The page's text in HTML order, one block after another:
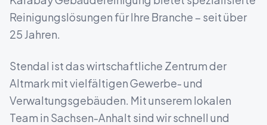
Reinigungslösungen für Ihre Branche – seit über
25 Jahren.
Stendal ist das wirtschaftliche Zentrum der
Altmark mit vielfältigen Gewerbe- und
Verwaltungsgebäuden. Mit unserem lokalen
Team in Sachsen-Anhalt sind wir schnell und